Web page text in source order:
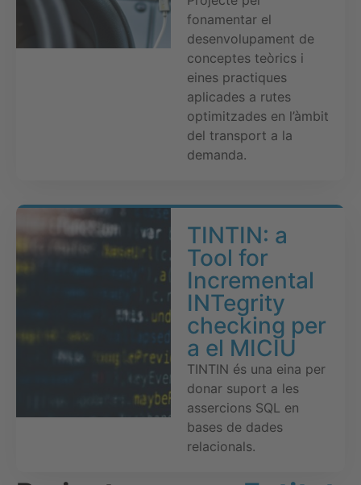
fonamentar el
desenvolupament de
conceptes teòrics i
eines practiques
aplicades a rutes
optimitzades en l’àmbit
del transport a la
demanda.
TINTIN: a
Tool for
Incremental
INTegrity
checking per
a el MICIU
TINTIN és una eina per
donar suport a les
assercions SQL en
bases de dades
relacionals.